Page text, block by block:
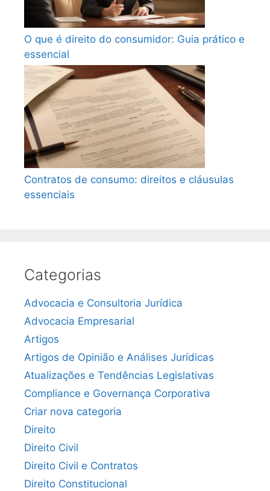
O que é direito do consumidor: Guia prático e
essencial
Contratos de consumo: direitos e cláusulas
essenciais
Categorias
Advocacia e Consultoria Jurídica
Advocacia Empresarial
Artigos
Artigos de Opinião e Análises Jurídicas
Atualizações e Tendências Legislativas
Compliance e Governança Corporativa
Criar nova categoria
Direito
Direito Civil
Direito Civil e Contratos
Direito Constitucional